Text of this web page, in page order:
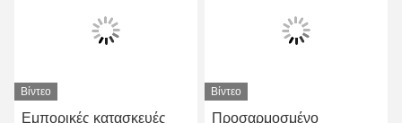
Βίντεο
Εμπορικές κατασκευές
Βίντεο
Προσαρμοσμένο